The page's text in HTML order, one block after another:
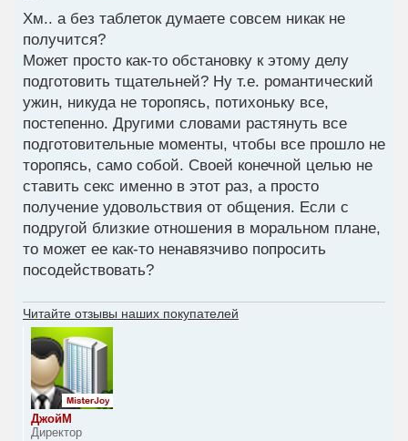
Хм.. а без таблеток думаете совсем никак не
получится?
Может просто как-то обстановку к этому делу
подготовить тщательней? Ну т.е. романтический
ужин, никуда не торопясь, потихоньку все,
постепенно. Другими словами растянуть все
подготовительные моменты, чтобы все прошло не
торопясь, само собой. Своей конечной целью не
ставить секс именно в этот раз, а просто
получение удовольствия от общения. Если с
подругой близкие отношения в моральном плане,
то может ее как-то ненавязчиво попросить
посодействовать?
Читайте отзывы наших покупателей
ДжойМ
Директор